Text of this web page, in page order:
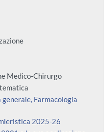
Medico-Chirurgo
Farmacologia
2025-26